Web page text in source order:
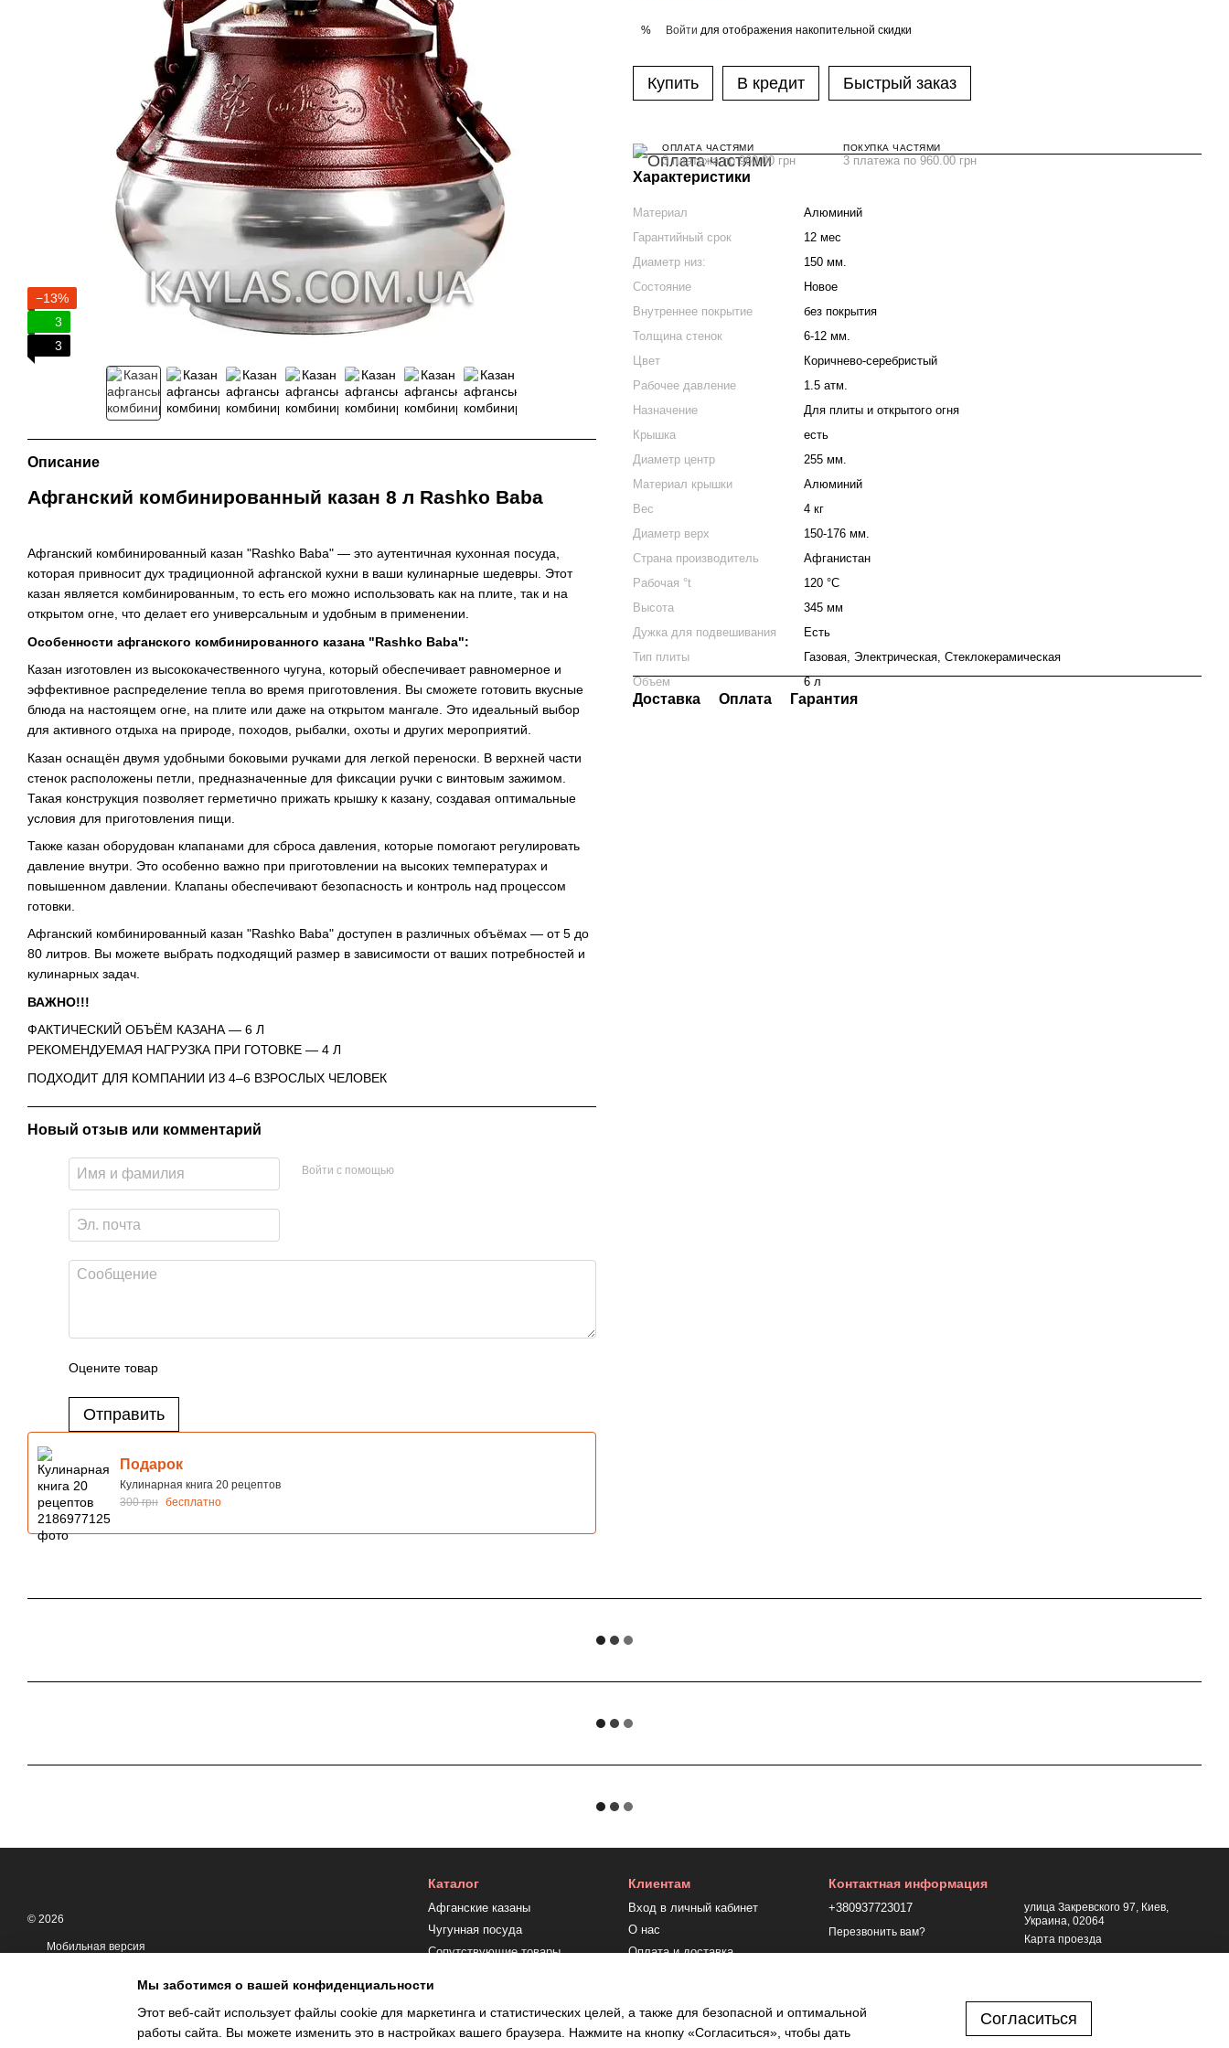
−13%
3
3
Описание
Афганский комбинированный казан 8 л Rashko Baba
Афганский комбинированный казан "Rashko Baba" — это аутентичная кухонная посуда,
которая привносит дух традиционной афганской кухни в ваши кулинарные шедевры. Этот
казан является комбинированным, то есть его можно использовать как на плите, так и на
открытом огне, что делает его универсальным и удобным в применении.
Особенности афганского комбинированного казана "Rashko Baba":
Казан изготовлен из высококачественного чугуна, который обеспечивает равномерное и
эффективное распределение тепла во время приготовления. Вы сможете готовить вкусные
блюда на настоящем огне, на плите или даже на открытом мангале. Это идеальный выбор
для активного отдыха на природе, походов, рыбалки, охоты и других мероприятий.
Казан оснащён двумя удобными боковыми ручками для легкой переноски. В верхней части
стенок расположены петли, предназначенные для фиксации ручки с винтовым зажимом.
Такая конструкция позволяет герметично прижать крышку к казану, создавая оптимальные
условия для приготовления пищи.
Также казан оборудован клапанами для сброса давления, которые помогают регулировать
давление внутри. Это особенно важно при приготовлении на высоких температурах и
повышенном давлении. Клапаны обеспечивают безопасность и контроль над процессом
готовки.
Афганский комбинированный казан "Rashko Baba" доступен в различных объёмах — от 5 до
80 литров. Вы можете выбрать подходящий размер в зависимости от ваших потребностей и
кулинарных задач.
ВАЖНО!!!
ФАКТИЧЕСКИЙ ОБЪЁМ КАЗАНА — 6 Л
РЕКОМЕНДУЕМАЯ НАГРУЗКА ПРИ ГОТОВКЕ — 4 Л
ПОДХОДИТ ДЛЯ КОМПАНИИ ИЗ 4–6 ВЗРОСЛЫХ ЧЕЛОВЕК
Новый отзыв или комментарий
Войти с помощью
Оцените товар
Отправить
Подарок
Кулинарная книга 20 рецептов
300 грн бесплатно
% Войти для отображения накопительной скидки
Купить В кредит Быстрый заказ
ОПЛАТА ЧАСТЯМИ
3 платежа по 960.00 грн
ПОКУПКА ЧАСТЯМИ
3 платежа по 960.00 грн
Характеристики
Материал
Алюминий
Гарантийный срок
12 мес
Диаметр низ:
150 мм.
Состояние
Новое
Внутреннее покрытие
без покрытия
Толщина стенок
6-12 мм.
Цвет
Коричнево-серебристый
Рабочее давление
1.5 атм.
Назначение
Для плиты и открытого огня
Крышка
есть
Диаметр центр
255 мм.
Материал крышки
Алюминий
Вес
4 кг
Диаметр верх
150-176 мм.
Страна производитель
Афганистан
Рабочая °t
120 °C
Высота
345 мм
Дужка для подвешивания
Есть
Тип плиты
Газовая, Электрическая, Стеклокерамическая
Объем
6 л
Доставка Оплата Гарантия
© 2026
Мобильная версия
Каталог
Афганские казаны
Чугунная посуда
Сопутствующие товары
Клиентам
Вход в личный кабинет
О нас
Оплата и доставка
Контактная информация
+380937723017
Перезвонить вам?
kaylas-ua@ukr.net
улица Закревского 97, Киев,
Украина, 02064
Карта проезда
Мы заботимся о вашей конфиденциальности
Этот веб-сайт использует файлы cookie для маркетинга и статистических целей, а также для безопасной и оптимальной
работы сайта. Вы можете изменить это в настройках вашего браузера. Нажмите на кнопку «Согласиться», чтобы дать
Согласиться